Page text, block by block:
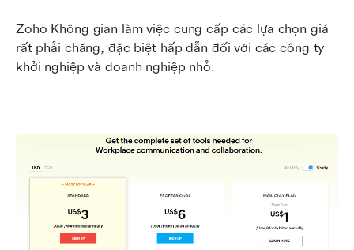
Zoho Không gian làm việc cung cấp các lựa chọn giá
rất phải chăng, đặc biệt hấp dẫn đối với các công ty
khởi nghiệp và doanh nghiệp nhỏ.